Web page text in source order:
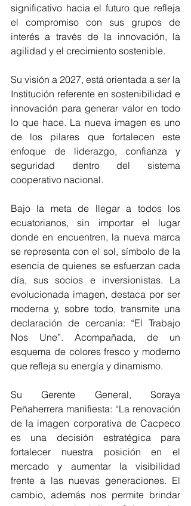
significativo hacia el futuro que refleja
el compromiso con sus grupos de
interés a través de la innovación, la
agilidad y el crecimiento sostenible.
Su visión a 2027, está orientada a ser la
Institución referente en sostenibilidad e
innovación para generar valor en todo
lo que hace. La nueva imagen es uno
de los pilares que fortalecen este
enfoque de liderazgo, confianza y
seguridad dentro del sistema
cooperativo nacional.
Bajo la meta de llegar a todos los
ecuatorianos, sin importar el lugar
donde en encuentren, la nueva marca
se representa con el sol, símbolo de la
esencia de quienes se esfuerzan cada
día, sus socios e inversionistas. La
evolucionada imagen, destaca por ser
moderna y, sobre todo, transmite una
declaración de cercanía: “El Trabajo
Nos Une”. Acompañada, de un
esquema de colores fresco y moderno
que refleja su energía y dinamismo.
Su Gerente General, Soraya
Peñaherrera manifiesta: “La renovación
de la imagen corporativa de Cacpeco
es una decisión estratégica para
fortalecer nuestra posición en el
mercado y aumentar la visibilidad
frente a las nuevas generaciones. El
cambio, además nos permite brindar